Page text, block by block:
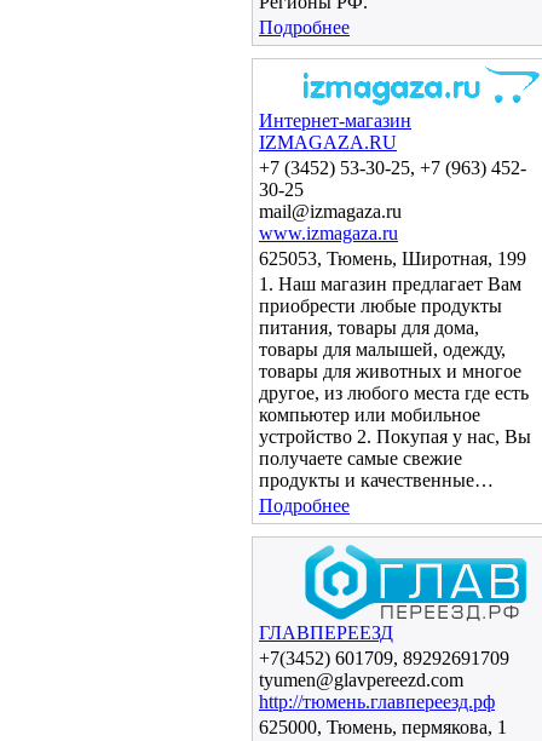
Подробнее
Интернет-магазин
IZMAGAZA.RU
+7 (3452) 53-30-25, +7 (963) 452-
30-25
mail@izmagaza.ru
www.izmagaza.ru
625053, Тюмень, Широтная, 199
1. Наш магазин предлагает Вам
приобрести любые продукты
питания, товары для дома,
товары для малышей, одежду,
товары для животных и многое
другое, из любого места где есть
компьютер или мобильное
устройство 2. Покупая у нас, Вы
получаете самые свежие
продукты и качественные…
Подробнее
ГЛАВПЕРЕЕЗД
+7(3452) 601709, 89292691709
tyumen@glavpereezd.com
http://тюмень.главпереезд.рф
625000, Тюмень, пермякова, 1